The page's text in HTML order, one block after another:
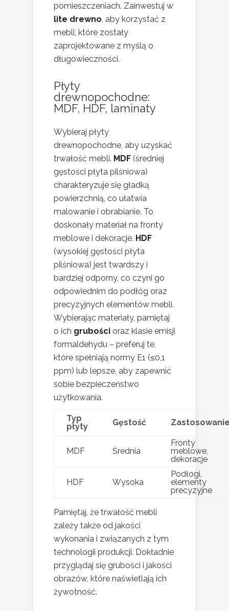
pomieszczeniach. Zainwestuj w
lite drewno, aby korzystać z
mebli, które zostały
zaprojektowane z myślą o
długowieczności.
Płyty
drewnopochodne:
MDF, HDF, laminaty
Wybieraj płyty
drewnopochodne, aby uzyskać
trwałość mebli. MDF (średniej
gęstości płyta pilśniowa)
charakteryzuje się gładką
powierzchnią, co ułatwia
malowanie i obrabianie. To
doskonały materiał na fronty
meblowe i dekoracje. HDF
(wysokiej gęstości płyta
pilśniowa) jest twardszy i
bardziej odporny, co czyni go
odpowiednim do podłóg oraz
precyzyjnych elementów mebli.
Wybierając materiały, pamiętaj
o ich grubości oraz klasie emisji
formaldehydu – preferuj te,
które spełniają normy E1 (≤0,1
ppm) lub lepsze, aby zapewnić
sobie bezpieczeństwo
użytkowania.
Typ
płyty
Gęstość
MDF Średnia
Fronty
meblowe,
dekoracje
HDF Wysoka
Podłogi,
elementy
precyzyjne
Pamiętaj, że trwałość mebli
zależy także od jakości
wykonania i związanych z tym
technologii produkcji. Dokładnie
przyglądaj się grubości i jakości
obrazów, które naświetlają ich
żywotność.